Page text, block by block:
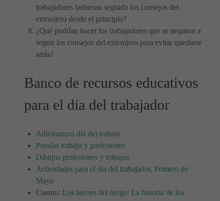
trabajadores hubieran seguido los consejos del
extranjero desde el principio?
¿Qué podrían hacer los trabajadores que se negaron a
seguir los consejos del extranjero para evitar quedarse
atrás?
Banco de recursos educativos
para el día del trabajador
Adivinanzas día del trabajo
Poesías trabajo y profesiones
Dibujos profesiones y trabajos
Actividades para el día del trabajador, Primero de
Mayo
Cuento: Los héroes del fuego: La historia de los